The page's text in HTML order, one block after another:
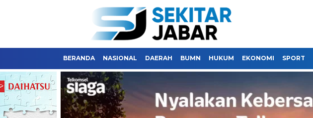
BERANDA NASIONAL DAERAH BUMN HUKUM EKONOMI SPORT